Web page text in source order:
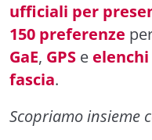
ufficiali per
150 preferenze
GaE, GPS e
fascia.
Scopriamo insieme